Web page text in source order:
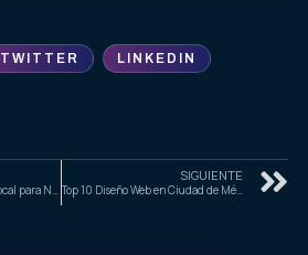
TWITTER LINKEDIN
Top Estrategias de SEO Local para Negocios en 2025
SIGUIENTE
Top 10 Diseño Web en Ciudad de México para Empresas en 2025